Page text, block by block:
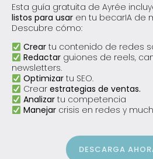
Esta guía gratuita de Ayrée
listos para usar en tu becarIA de
Descubre cómo:
Creartu contenido de redes
Redactarguiones de reels,
newsletters.
Optimizartu SEO.
Crear estrategias de ventas.
Analizartu competencia
Manejarcrisis en redes y
DESCARGA